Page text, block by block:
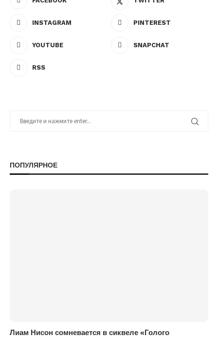
INSTAGRAM PINTEREST
YOUTUBE SNAPCHAT
RSS
ПОПУЛЯРНОЕ
Лиам Нисон сомневается в сиквеле «Голого